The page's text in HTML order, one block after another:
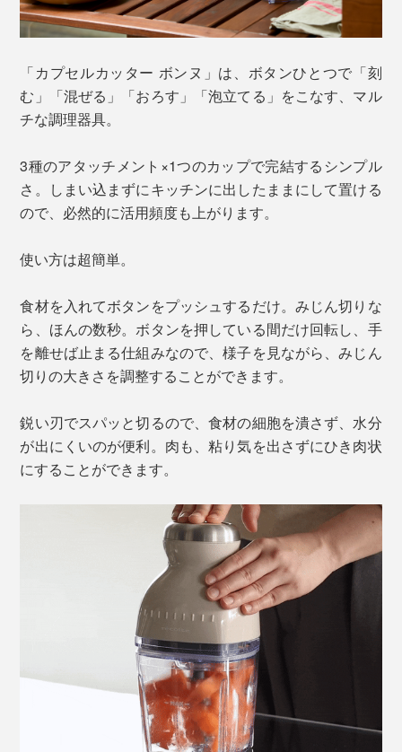
「カプセルカッター ボンヌ」は、ボタンひとつで「刻
む」「混ぜる」「おろす」「泡立てる」をこなす、マル
チな調理器具。
3種のアタッチメント×1つのカップで完結するシンプル
さ。しまい込まずにキッチンに出したままにして置ける
ので、必然的に活用頻度も上がります。
使い方は超簡単。
食材を入れてボタンをプッシュするだけ。みじん切りな
ら、ほんの数秒。ボタンを押している間だけ回転し、手
を離せば止まる仕組みなので、様子を見ながら、みじん
切りの大きさを調整することができます。
鋭い刃でスパッと切るので、食材の細胞を潰さず、水分
が出にくいのが便利。肉も、粘り気を出さずにひき肉状
にすることができます。